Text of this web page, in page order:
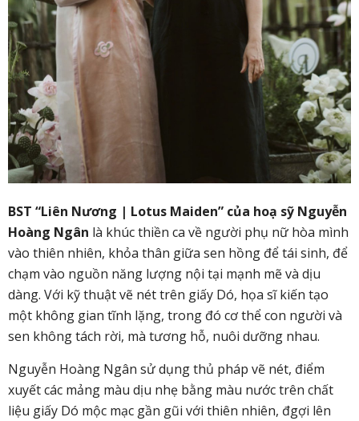
BST “Liên Nương | Lotus Maiden” của hoạ sỹ Nguyễn
Hoàng Ngân là khúc thiền ca về người phụ nữ hòa mình
vào thiên nhiên, khỏa thân giữa sen hồng để tái sinh, để
chạm vào nguồn năng lượng nội tại mạnh mẽ và dịu
dàng. Với kỹ thuật vẽ nét trên giấy Dó, họa sĩ kiến tạo
một không gian tĩnh lặng, trong đó cơ thể con người và
sen không tách rời, mà tương hỗ, nuôi dưỡng nhau.
Nguyễn Hoàng Ngân sử dụng thủ pháp vẽ nét, điểm
xuyết các mảng màu dịu nhẹ bằng màu nước trên chất
liệu giấy Dó mộc mạc gần gũi với thiên nhiên, đgợi lên